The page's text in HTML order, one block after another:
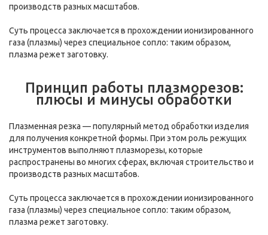
производств разных масштабов.
Суть процесса заключается в прохождении ионизированного
газа (плазмы) через специальное сопло: таким образом,
плазма режет заготовку.
Принцип работы плазморезов:
плюсы и минусы обработки
Плазменная резка — популярный метод обработки изделия
для получения конкретной формы. При этом роль режущих
инструментов выполняют плазморезы, которые
распространены во многих сферах, включая строительство и
производств разных масштабов.
Суть процесса заключается в прохождении ионизированного
газа (плазмы) через специальное сопло: таким образом,
плазма режет заготовку.